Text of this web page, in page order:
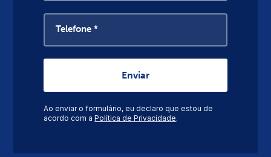
Telefone *
Ao enviar o formulário, eu declaro que estou de
acordo com aPolítica de Privacidade.